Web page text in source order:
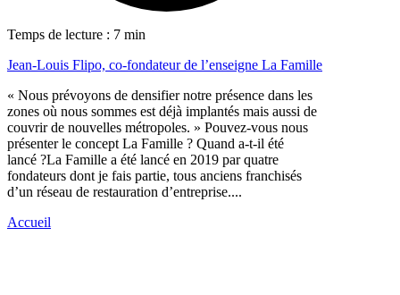
Temps de lecture : 7 min
Jean-Louis Flipo, co-fondateur de l’enseigne La Famille
« Nous prévoyons de densifier notre présence dans les
zones où nous sommes est déjà implantés mais aussi de
couvrir de nouvelles métropoles. » Pouvez-vous nous
présenter le concept La Famille ? Quand a-t-il été
lancé ?La Famille a été lancé en 2019 par quatre
fondateurs dont je fais partie, tous anciens franchisés
d’un réseau de restauration d’entreprise....
Accueil